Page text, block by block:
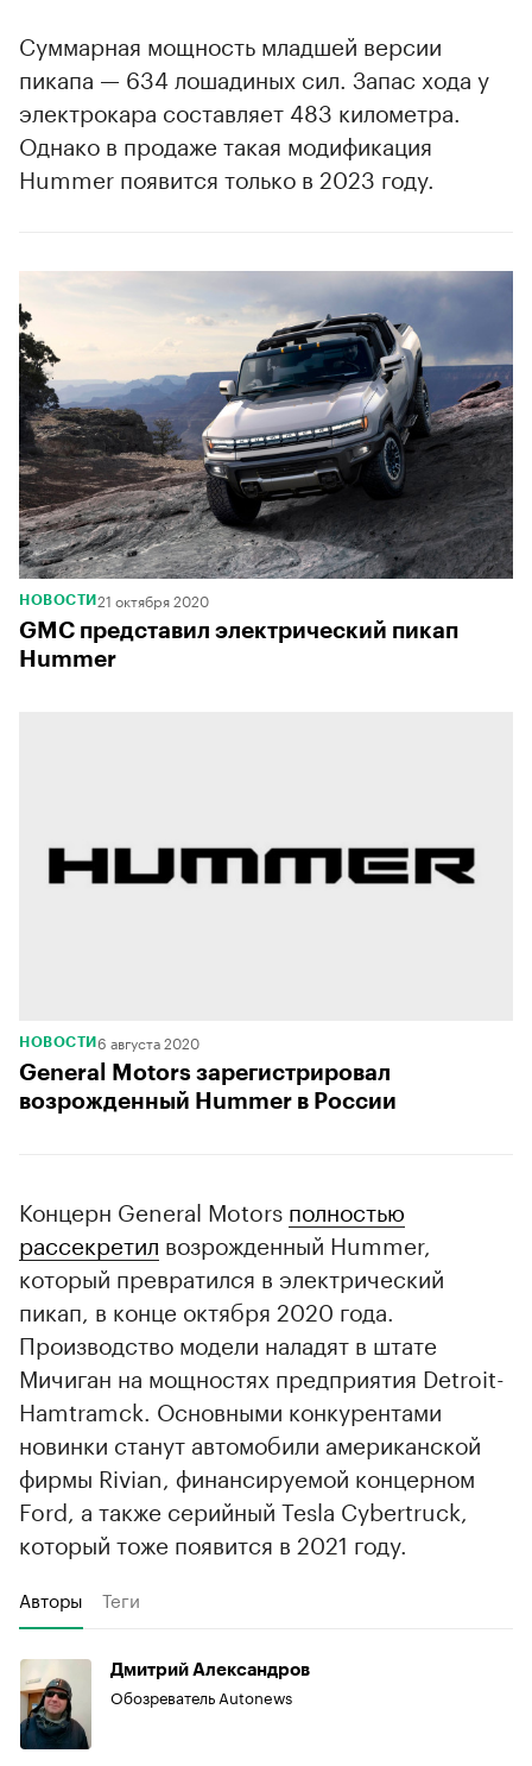
00:00 / 00:00
Суммарная мощность младшей версии
пикапа — 634 лошадиных сил. Запас хода у
электрокара составляет 483 километра.
Однако в продаже такая модификация
Hummer появится только в 2023 году.
НОВОСТИ 21 октября 2020
GMC представил электрический пикап
Hummer
НОВОСТИ 6 августа 2020
General Motors зарегистрировал
возрожденный Hummer в России
Концерн General Motors полностью
рассекретил возрожденный Hummer,
который превратился в электрический
пикап, в конце октября 2020 года.
Производство модели наладят в штате
Мичиган на мощностях предприятия Detroit-
Hamtramck. Основными конкурентами
новинки станут автомобили американской
фирмы Rivian, финансируемой концерном
Ford, а также серийный Tesla Cybertruck,
который тоже появится в 2021 году.
Авторы Теги
Дмитрий Александров
Обозреватель Autonews